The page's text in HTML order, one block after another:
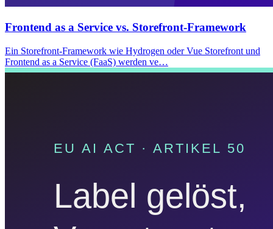
Frontend as a Service vs. Storefront-Framework
Ein Storefront-Framework wie Hydrogen oder Vue Storefront und
Frontend as a Service (FaaS) werden ve…